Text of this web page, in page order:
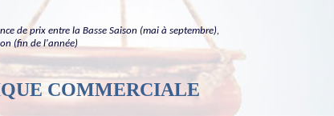
de prix entre la Basse Saison (mai à septembre),
(fin de l'année)
COMMERCIALE